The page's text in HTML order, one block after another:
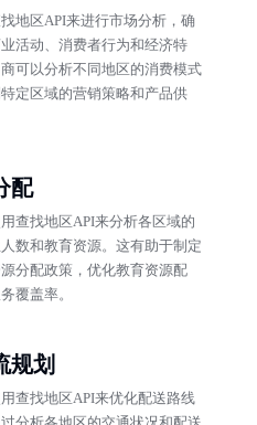
地区API来进行市场分析，确
活动、消费者行为和经济特
可以分析不同地区的消费模式
定区域的营销策略和产品供
配
查找地区API来分析各区域的
数和教育资源。这有助于制定
分配政策，优化教育资源配
覆盖率。
规划
查找地区API来优化配送路线